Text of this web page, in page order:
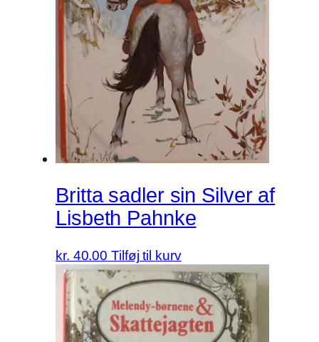
Britta sadler sin Silver af
Lisbeth Pahnke
kr. 40.00 Tilføj til kurv